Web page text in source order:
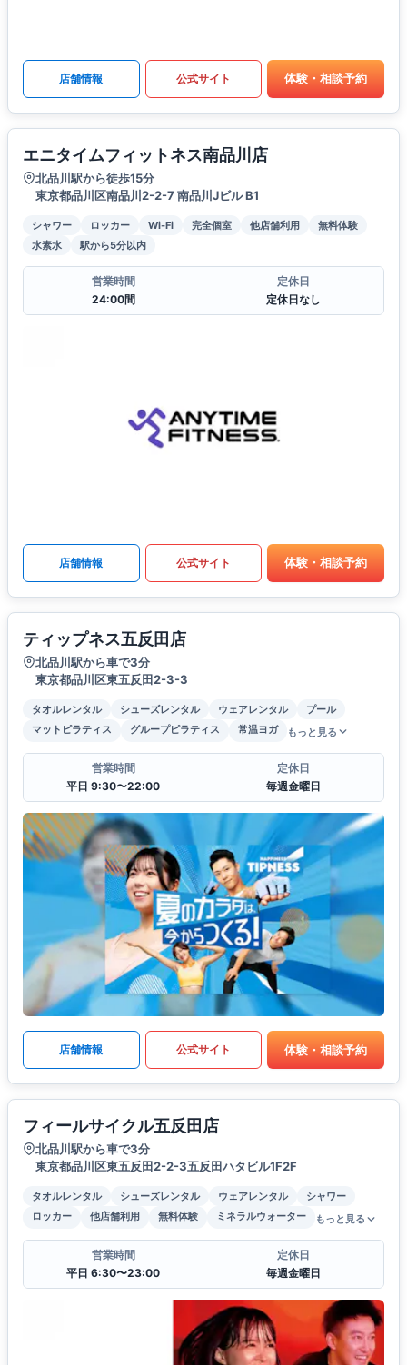
店舗情報 公式サイト 体験・相談予約
エニタイムフィットネス南品川店
北品川駅から徒歩15分
東京都品川区南品川2-2-7 南品川Jビル B1
シャワー ロッカー Wi-Fi 完全個室 他店舗利用
無料体験
水素水
駅から5分以内
営業時間
24:00間
定休日
定休日なし
店舗情報 公式サイト 体験・相談予約
ティップネス五反田店
北品川駅から車で3分
東京都品川区東五反田2-3-3
タオルレンタル シューズレンタル ウェアレンタル
プール
マットピラティス
グループピラティス 常温ヨガ もっと見る
営業時間
平日 9:30〜22:00
定休日
毎週金曜日
店舗情報 公式サイト 体験・相談予約
フィールサイクル五反田店
北品川駅から車で3分
東京都品川区東五反田2-2-3五反田ハタビル1F2F
タオルレンタル シューズレンタル ウェアレンタル
シャワー
ロッカー
他店舗利用 無料体験 ミネラルウォーター もっと見る
営業時間
平日 6:30〜23:00
定休日
毎週金曜日